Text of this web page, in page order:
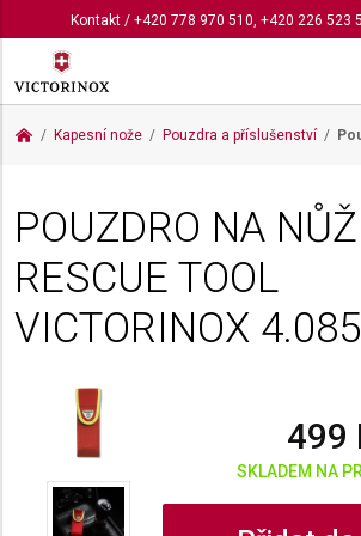
Kontakt/ +420 778 970 510, +420 226 523
Kapesní nože Pouzdra a příslušenství
POUZDRO NA NŮŽ
RESCUE TOOL
VICTORINOX
499
SKLADEM NA